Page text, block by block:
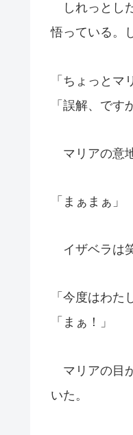
しれっとし
悟っている。
「ちょっと
「誤解、です
マリアの意
「まぁまぁ」
イザベラは
「今度はわた
「まぁ！」
マリアの目
いた。